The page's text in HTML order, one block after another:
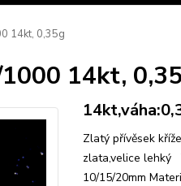
14kt, 0,35g
14kt,
Zlatý přívěsek
zlata,velice lehký
10/15/20mm